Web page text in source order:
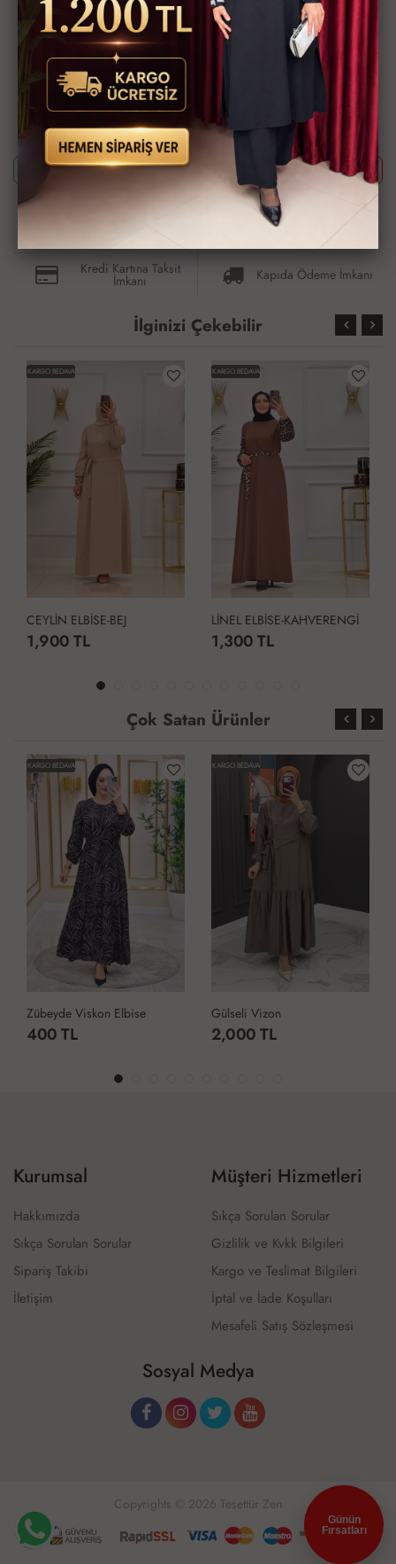
Ürün Boy 133cm Göğüs 61cm dir
Ürün Kodu
5027-1-500
Bu ürünün siparişini sizin yerinize Müşteri Hizmetleri veya WhatsApp
ekibimizin oluşturmasını isterseniz yukarıda yazan Ürün Kodu'nu
aşağıdaki butonlara tıkladıktan sonra ekibimizle görüştüğünüzde
paylaşabilirsiniz.
Whatsapp ile Sipariş
Telefon ile Sipariş
Güvenli Alışveriş İmkanı
Hızlı Kargo İmkanı
Kredi Kartına Taksit
İmkanı Kapıda Ödeme İmkanı
İlginizi Çekebilir
KARGO BEDAVA
CEYLİN ELBİSE-BEJ
1,900 TL
KARGO BEDAVA
LİNEL ELBİSE-KAHVERENGİ
1,300 TL
Çok Satan Ürünler
KARGO BEDAVA
Zübeyde Viskon Elbise
400 TL
KARGO BEDAVA
Gülseli Vizon
2,000 TL
Kurumsal
Hakkımızda
Sıkça Sorulan Sorular
Sipariş Takibi
İletişim
Müşteri Hizmetleri
Sıkça Sorulan Sorular
Gizlilik ve Kvkk Bilgileri
Kargo ve Teslimat Bilgileri
İptal ve İade Koşulları
Mesafeli Satış Sözleşmesi
Sosyal Medya
Copyrights © 2026 Tesettür Zen
Günün
Fırsatları